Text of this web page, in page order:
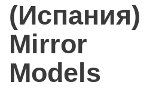
(Испания)
Mirror
Models